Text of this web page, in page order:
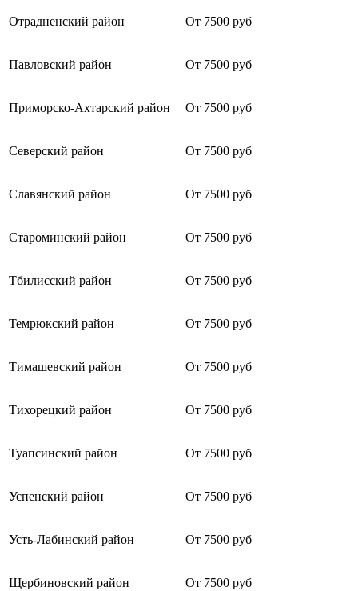
Отрадненский район От 7500 руб
Павловский район От 7500 руб
Приморско-Ахтарский район От 7500 руб
Северский район От 7500 руб
Славянский район От 7500 руб
Староминский район От 7500 руб
Тбилисский район От 7500 руб
Темрюкский район От 7500 руб
Тимашевский район От 7500 руб
Тихорецкий район От 7500 руб
Туапсинский район От 7500 руб
Успенский район От 7500 руб
Усть-Лабинский район От 7500 руб
Щербиновский район От 7500 руб